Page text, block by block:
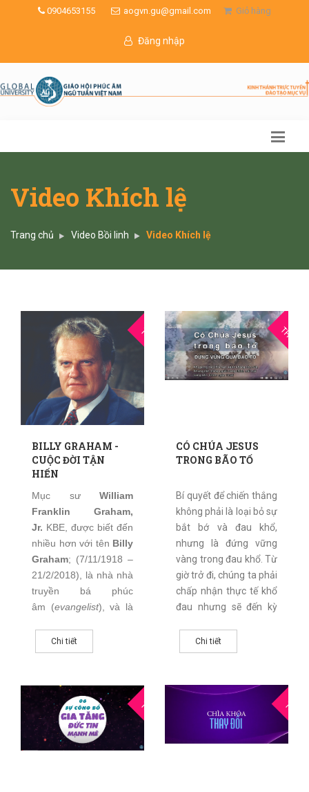
0904653155 aogvn.gu@gmail.com Giỏ hàng
Đăng nhập
Video Khích lệ
Trang chủ Video Bồi linh Video Khích lệ
03
THG3
BILLY GRAHAM -
CUỘC ĐỜI TẬN
HIẾN
Mục sư William
Franklin Graham,
Jr. KBE, được biết đến
nhiều hơn với tên Billy
Graham; (7/11/1918 –
21/2/2018), là nhà nhà
truyền bá phúc
âm (evangelist), và là
lãnh đạo có nhiều ảnh
hưởng nhất của Phong
cộng đồng Kháng
Cách
Chi tiết
THG10
CÓ CHÚA JESUS
TRONG BÃO TỐ
Bí quyết để chiến thắng
không phải là loại bỏ sự
bắt bớ và đau khổ,
nhưng là đứng vững
vàng trong đau khổ. Từ
giờ trở đi, chúng ta phải
chấp nhận thực tế khổ
đau nhưng sẽ đến kỳ
cũng không có tang
chế, than khóc, hoặc
Huyền 21:4).
Chi tiết
THG5 THG1